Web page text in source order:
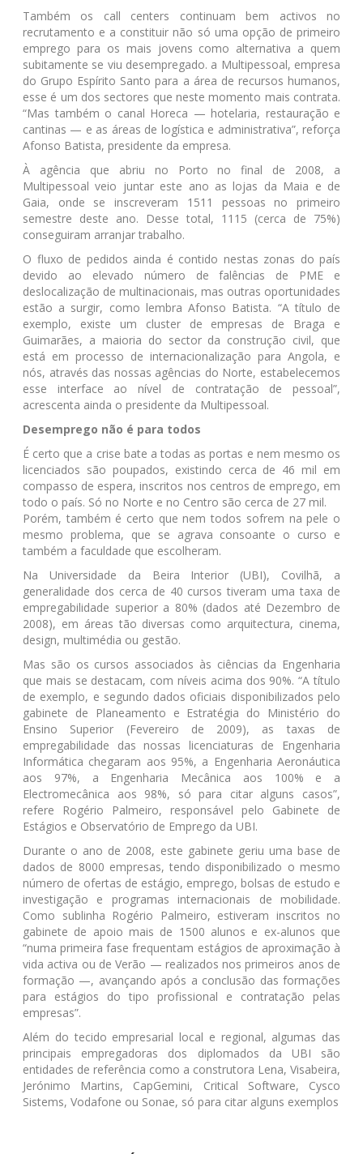
Também os call centers continuam bem activos no
recrutamento e a constituir não só uma opção de primeiro
emprego para os mais jovens como alternativa a quem
subitamente se viu desempregado. a Multipessoal, empresa
do Grupo Espírito Santo para a área de recursos humanos,
esse é um dos sectores que neste momento mais contrata.
“Mas também o canal Horeca — hotelaria, restauração e
cantinas — e as áreas de logística e administrativa”, reforça
Afonso Batista, presidente da empresa.
À agência que abriu no Porto no final de 2008, a
Multipessoal veio juntar este ano as lojas da Maia e de
Gaia, onde se inscreveram 1511 pessoas no primeiro
semestre deste ano. Desse total, 1115 (cerca de 75%)
conseguiram arranjar trabalho.
O fluxo de pedidos ainda é contido nestas zonas do país
devido ao elevado número de falências de PME e
deslocalização de multinacionais, mas outras oportunidades
estão a surgir, como lembra Afonso Batista. “A título de
exemplo, existe um cluster de empresas de Braga e
Guimarães, a maioria do sector da construção civil, que
está em processo de internacionalização para Angola, e
nós, através das nossas agências do Norte, estabelecemos
esse interface ao nível de contratação de pessoal”,
acrescenta ainda o presidente da Multipessoal.
Desemprego não é para todos
É certo que a crise bate a todas as portas e nem mesmo os
licenciados são poupados, existindo cerca de 46 mil em
compasso de espera, inscritos nos centros de emprego, em
todo o país. Só no Norte e no Centro são cerca de 27 mil.
Porém, também é certo que nem todos sofrem na pele o
mesmo problema, que se agrava consoante o curso e
também a faculdade que escolheram.
Na Universidade da Beira Interior (UBI), Covilhã, a
generalidade dos cerca de 40 cursos tiveram uma taxa de
empregabilidade superior a 80% (dados até Dezembro de
2008), em áreas tão diversas como arquitectura, cinema,
design, multimédia ou gestão.
Mas são os cursos associados às ciências da Engenharia
que mais se destacam, com níveis acima dos 90%. “A título
de exemplo, e segundo dados oficiais disponibilizados pelo
gabinete de Planeamento e Estratégia do Ministério do
Ensino Superior (Fevereiro de 2009), as taxas de
empregabilidade das nossas licenciaturas de Engenharia
Informática chegaram aos 95%, a Engenharia Aeronáutica
aos 97%, a Engenharia Mecânica aos 100% e a
Electromecânica aos 98%, só para citar alguns casos”,
refere Rogério Palmeiro, responsável pelo Gabinete de
Estágios e Observatório de Emprego da UBI.
Durante o ano de 2008, este gabinete geriu uma base de
dados de 8000 empresas, tendo disponibilizado o mesmo
número de ofertas de estágio, emprego, bolsas de estudo e
investigação e programas internacionais de mobilidade.
Como sublinha Rogério Palmeiro, estiveram inscritos no
gabinete de apoio mais de 1500 alunos e ex-alunos que
“numa primeira fase frequentam estágios de aproximação à
vida activa ou de Verão — realizados nos primeiros anos de
formação —, avançando após a conclusão das formações
para estágios do tipo profissional e contratação pelas
empresas”.
Além do tecido empresarial local e regional, algumas das
principais empregadoras dos diplomados da UBI são
entidades de referência como a construtora Lena, Visabeira,
Jerónimo Martins, CapGemini, Critical Software, Cysco
Sistems, Vodafone ou Sonae, só para citar alguns exemplos